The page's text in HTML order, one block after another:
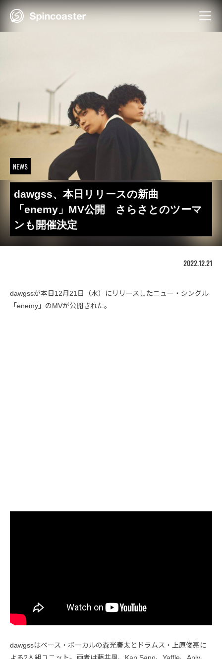
Skip
NEWS
dawgss、本日リリースの新曲
「enemy」MV公開 さらさとのツーマ
ンも開催決定
2022.12.21
dawgssが本日12月21日（水）にリリースしたニュー・シングル
「enemy」のMVが公開された。
dawgssはベース・ボーカルの森光奏太とドラムス・上原俊亮に